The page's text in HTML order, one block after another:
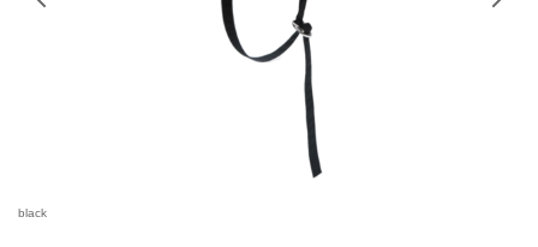
black